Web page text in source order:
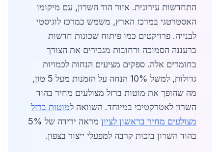
התחדשות עירונית. אזור הוד השרון, עם מיקומו
האסטרטגי במרכז הארץ, משמש כמרכז לוגיסטי
לבנייה. פרויקטים כמו פיתוח שכונות חדשות
ברעננה הסמוכה ורחובות מגבירים את הצורך
בחומרים אלה. ספקים מציעים הנחות לכמויות
גדולות, למשל 10% הנחה על הזמנות מעל 5 טון,
מה שהופך את מוטות ברזל מצולעים מחיר בהוד
השרון לאטרקטיבי במיוחד. השוואה למוטות ברזל
מצולעים מחיר בראשון לציון
מראה ירידה של 5%
בהוד השרון בזכות קרבה למפעלי ייצור בצפון.